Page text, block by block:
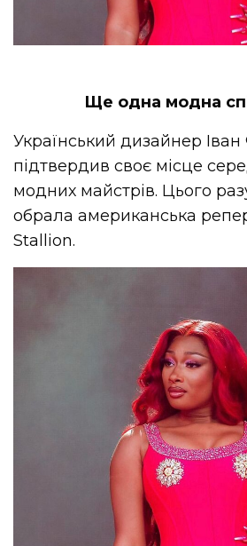
Ще одна модна
Український дизайнер
підтвердив своє місце
модних майстрів. Цього
обрала американська
Stallion.